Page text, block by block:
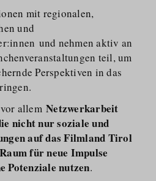
mit regionalen,
und
und nehmen aktiv an
teil, um
Perspektiven in das
allemNetzwerkarbeit
nicht nur soziale und
auf das Filmland Tirol
für neue Impulse
Potenziale nutzen.